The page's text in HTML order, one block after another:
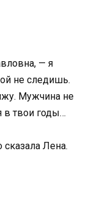
— я
не следишь.
Мужчина не
в твои годы…
Лена.